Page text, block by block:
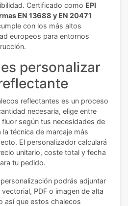
Certificado como EPI
EN 13688 y EN 20471
con los más altos
europeos para entornos
personalizar
reflectantes es un proceso
necesaria, elige entre
según tus necesidades de
técnica de marcaje más
El personalizador calculará
unitario, coste total y fecha
tu pedido.
podrás adjuntar
PDF o imagen de alta
así que estos chalecos